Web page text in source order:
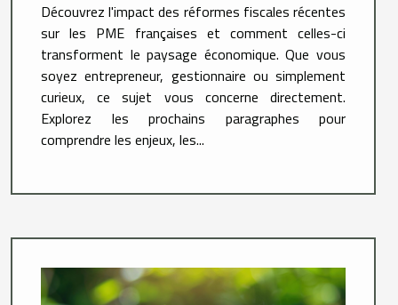
Découvrez l'impact des réformes fiscales récentes
sur les PME françaises et comment celles-ci
transforment le paysage économique. Que vous
soyez entrepreneur, gestionnaire ou simplement
curieux, ce sujet vous concerne directement.
Explorez les prochains paragraphes pour
comprendre les enjeux, les...